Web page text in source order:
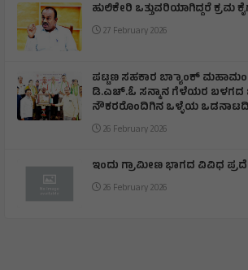
ಹುಲಿಕೇರಿ ಒತ್ತುವರಿಯಾಗಿದ್ದರೆ ಕ್ರಮ
27 February 2026
ಪಟ್ಟಣ ಸಹಕಾರ ಬ್ಯಾಾಂಕ್
ಡಿ.ಎಚ್.ಓ ಸನ್ಮಾನ ಗೆಳೆಯರ ಬಳಗದ
ನೌಕರರೊಂದಿಗಿನ ಒಳ್ಳೆಯ
26 February 2026
ಇಂದು ಗ್ರಾಮೀಣ ಭಾಗದ ವಿವಿಧ
26 February 2026